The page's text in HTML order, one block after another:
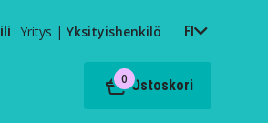
Yritys | Yksityishenkilö FI
0 Ostoskori